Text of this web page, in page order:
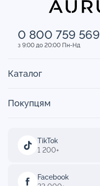
0 800 759 569
з 9:00 до 20:00 Пн-Нд
TikTok
1 200+
Facebook
Каталог
Покупцям